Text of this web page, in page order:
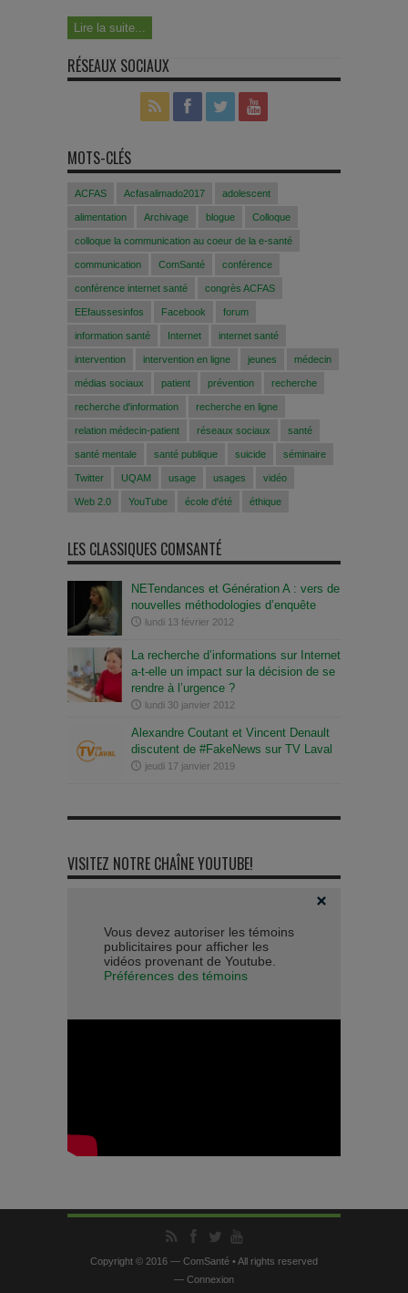
Lire la suite...
RÉSEAUX SOCIAUX
MOTS-CLÉS
ACFAS Acfasalimado2017 adolescent
alimentation Archivage blogue Colloque
colloque la communication au coeur de la e-santé
communication ComSanté conférence
conférence internet santé congrès ACFAS
EEfaussesinfos Facebook forum
information santé Internet internet santé
intervention intervention en ligne jeunes médecin
médias sociaux patient prévention recherche
recherche d'information recherche en ligne
relation médecin-patient réseaux sociaux santé
santé mentale santé publique suicide séminaire
Twitter UQAM usage usages vidéo
Web 2.0 YouTube école d'été éthique
LES CLASSIQUES COMSANTÉ
NETendances et Génération A : vers de
nouvelles méthodologies d’enquête
lundi 13 février 2012
La recherche d’informations sur Internet
a-t-elle un impact sur la décision de se
rendre à l’urgence ?
lundi 30 janvier 2012
Alexandre Coutant et Vincent Denault
discutent de #FakeNews sur TV Laval
jeudi 17 janvier 2019
VISITEZ NOTRE CHAÎNE YOUTUBE!
Vous devez autoriser les témoins
publicitaires pour afficher les
vidéos provenant de Youtube.
Préférences des témoins
Copyright © 2016 — ComSanté • All rights reserved
— Connexion